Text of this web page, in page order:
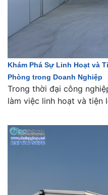
Khám Phá Sự Linh Hoạt và
Phòng trong Doanh Nghiệp
Trong thời đại công
làm việc linh hoạt và tiện